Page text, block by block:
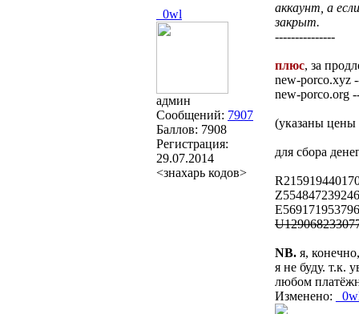
_0wl
админ
Сообщений: 7907
Баллов: 7908
Регистрация:
29.07.2014
<знахарь кодов>
аккаунт, а
закрыт.
---------------
плюс, за
new-porco.xyz
new-porco.org
(указаны цены
для сбора
NB. я,
я не буду. т.к.
любом
Изменено: